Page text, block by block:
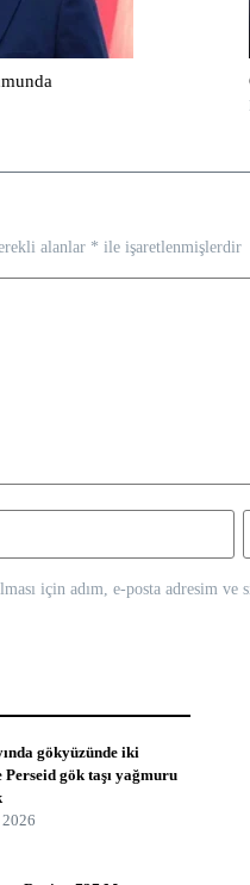
alanlar * ile işaretlenmişlerdir
için adım, e-posta adresim ve
gökyüzünde iki
gök taşı yağmuru